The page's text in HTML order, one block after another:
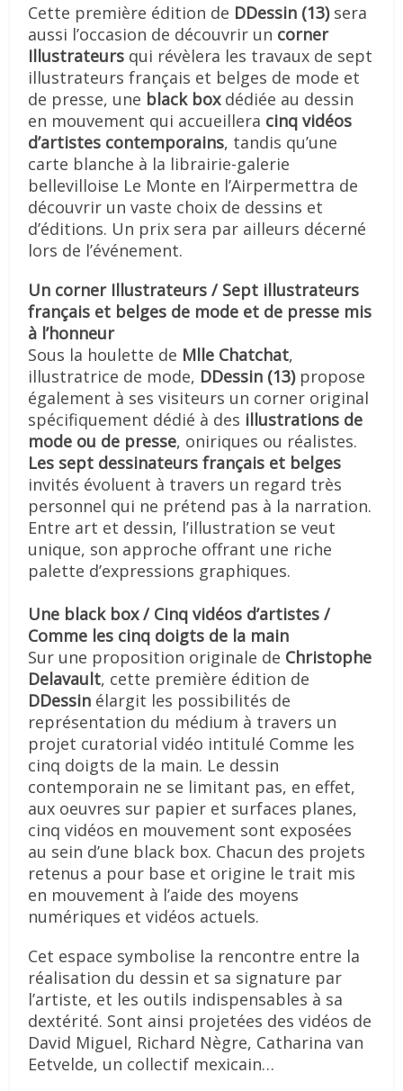
Cette première édition de DDessin (13)sera
aussi l’occasion de découvrir un corner
Illustrateurs qui révèlera les travaux de sept
illustrateurs français et belges de mode et
de presse, une black boxdédiée au dessin
en mouvement qui accueillera cinq vidéos
d’artistes contemporains, tandis qu’une
carte blanche à la librairie-galerie
bellevilloise Le Monte en l’Airpermettra de
découvrir un vaste choix de dessins et
d’éditions. Un prix sera par ailleurs décerné
lors de l’événement.
Un corner Illustrateurs / Sept illustrateurs
français et belges de mode et de presse mis
à l’honneur
Sous la houlette de Mlle Chatchat,
illustratrice de mode, DDessin (13)propose
également à ses visiteurs un corner original
spécifiquement dédié à des illustrations de
mode ou de presse, oniriques ou réalistes.
Les sept dessinateurs français et belges
invités évoluent à travers un regard très
personnel qui ne prétend pas à la narration.
Entre art et dessin, l’illustration se veut
unique, son approche offrant une riche
palette d’expressions graphiques.
Une black box / Cinq vidéos d’artistes /
Comme les cinq doigts de la main
Sur une proposition originale de Christophe
Delavault, cette première édition de
DDessin élargit les possibilités de
représentation du médium à travers un
projet curatorial vidéo intitulé Comme les
cinq doigts de la main. Le dessin
contemporain ne se limitant pas, en effet,
aux oeuvres sur papier et surfaces planes,
cinq vidéos en mouvement sont exposées
au sein d’une black box. Chacun des projets
retenus a pour base et origine le trait mis
en mouvement à l’aide des moyens
numériques et vidéos actuels.
Cet espace symbolise la rencontre entre la
réalisation du dessin et sa signature par
l’artiste, et les outils indispensables à sa
dextérité. Sont ainsi projetées des vidéos de
David Miguel, Richard Nègre, Catharina van
Eetvelde, un collectif mexicain…